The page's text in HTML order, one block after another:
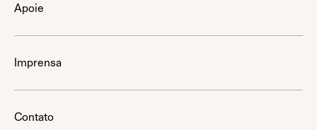
Apoie
Imprensa
Contato